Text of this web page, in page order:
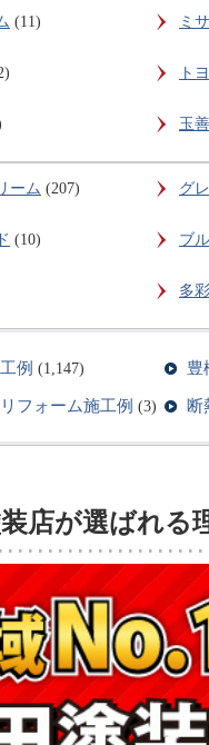
(11) ミ
ト
玉善
ーム (207) グ
(10) ブ
多
例 (1,147) 豊
フォーム施工例 (3) 断
店が選ばれる